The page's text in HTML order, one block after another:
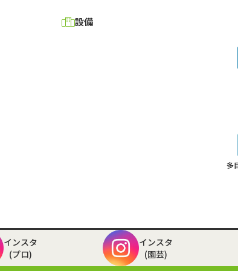
設備
多
インスタ
(プロ)
インスタ
(園芸)